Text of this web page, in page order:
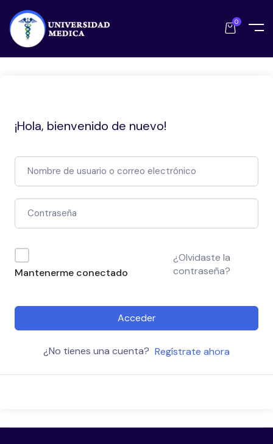
0
¡Hola, bienvenido de nuevo!
Mantenerme conectado
¿Olvidaste la
contraseña?
Acceder
¿No tienes una cuenta? Regístrate ahora